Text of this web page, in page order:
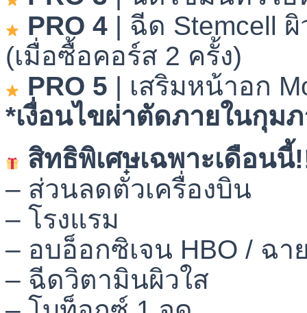
PRO 4| ฉีด Stemcell ผิ
(เมื่อซื้อคอร์ส 2 ครั้ง)
PRO 5 | เสริมหน้าอก
*เงื่อนไขผ่าตัดภายในกุม
สิทธิพิเศษเฉพาะเดือนนี้
– ส่วนลดตั๋วเครื่องบิน
– โรงแรม
– อบอ็อกซิเจน HBO / ฉ
– ฉีดวิตามินผิวใส